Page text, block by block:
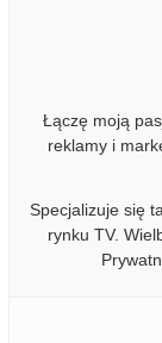
Łączę moją
reklamy i
Specjalizuje się
rynku TV.